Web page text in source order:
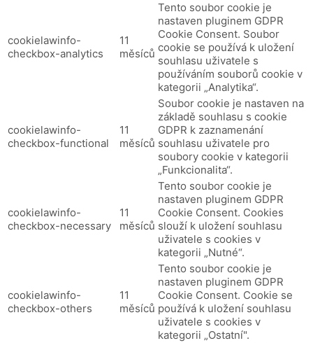
cookielawinfo-
checkbox-analytics
11
měsíců
Tento soubor cookie je
nastaven pluginem GDPR
Cookie Consent. Soubor
cookie se používá k uložení
souhlasu uživatele s
používáním souborů cookie v
kategorii „Analytika“.
cookielawinfo-
checkbox-functional
11
měsíců
Soubor cookie je nastaven na
základě souhlasu s cookie
GDPR k zaznamenání
souhlasu uživatele pro
soubory cookie v kategorii
„Funkcionalita“.
cookielawinfo-
checkbox-necessary
11
měsíců
Tento soubor cookie je
nastaven pluginem GDPR
Cookie Consent. Cookies
slouží k uložení souhlasu
uživatele s cookies v
kategorii „Nutné“.
cookielawinfo-
checkbox-others
11
měsíců
Tento soubor cookie je
nastaven pluginem GDPR
Cookie Consent. Cookie se
používá k uložení souhlasu
uživatele s cookies v
kategorii „Ostatní".